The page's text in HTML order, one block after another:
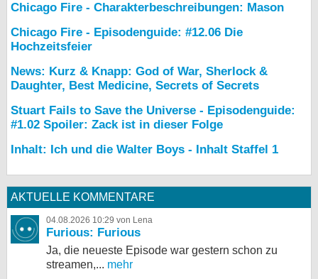
Chicago Fire - Charakterbeschreibungen: Mason
Chicago Fire - Episodenguide: #12.06 Die
Hochzeitsfeier
News: Kurz & Knapp: God of War, Sherlock &
Daughter, Best Medicine, Secrets of Secrets
Stuart Fails to Save the Universe - Episodenguide:
#1.02 Spoiler: Zack ist in dieser Folge
Inhalt: Ich und die Walter Boys - Inhalt Staffel 1
AKTUELLE KOMMENTARE
04.08.2026 10:29 von Lena
Furious: Furious
Ja, die neueste Episode war gestern schon zu
streamen,... mehr